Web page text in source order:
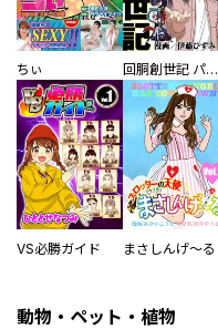
ちぃ 回胴創世記 パチスロを創った男達
VS必勝ガイド まさしんげ～る
動物・ペット・植物